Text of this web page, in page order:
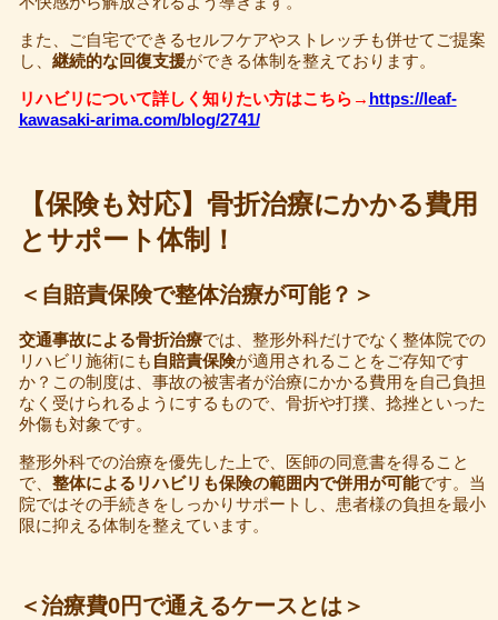
また、ご自宅でできるセルフケアやストレッチも併せてご提案
し、 継続的な回復支援ができる体制を整えております。
リハビリについて詳しく知りたい方はこちら→ https://leaf-
kawasaki-arima.com/blog/2741/
【保険も対応】骨折治療にかかる費用
とサポート体制！
＜自賠責保険で整体治療が可能？＞
交通事故による骨折治療では、整形外科だけでなく整体院での
リハビリ施術にも 自賠責保険が適用されることをご存知です
か？この制度は、事故の被害者が治療にかかる費用を自己負担
なく受けられるようにするもので、骨折や打撲、捻挫といった
外傷も対象です。
整形外科での治療を優先した上で、医師の同意書を得ること
で、 整体によるリハビリも保険の範囲内で併用が可能です。当
院ではその手続きをしっかりサポートし、患者様の負担を最小
限に抑える体制を整えています。
＜治療費0円で通えるケースとは＞